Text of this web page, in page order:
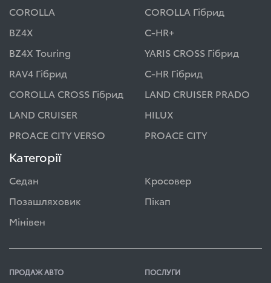
COROLLA
COROLLA Гібрид
BZ4X
C-HR+
BZ4X Touring
YARIS CROSS Гібрид
RAV4 Гібрид
C-HR Гібрид
COROLLA CROSS Гібрид
LAND CRUISER PRADO
LAND CRUISER
HILUX
PROACE CITY VERSO
PROACE CITY
Категорії
Седан
Кросовер
Позашляховик
Пікап
Мінівен
ПРОДАЖ АВТО ПОСЛУГИ